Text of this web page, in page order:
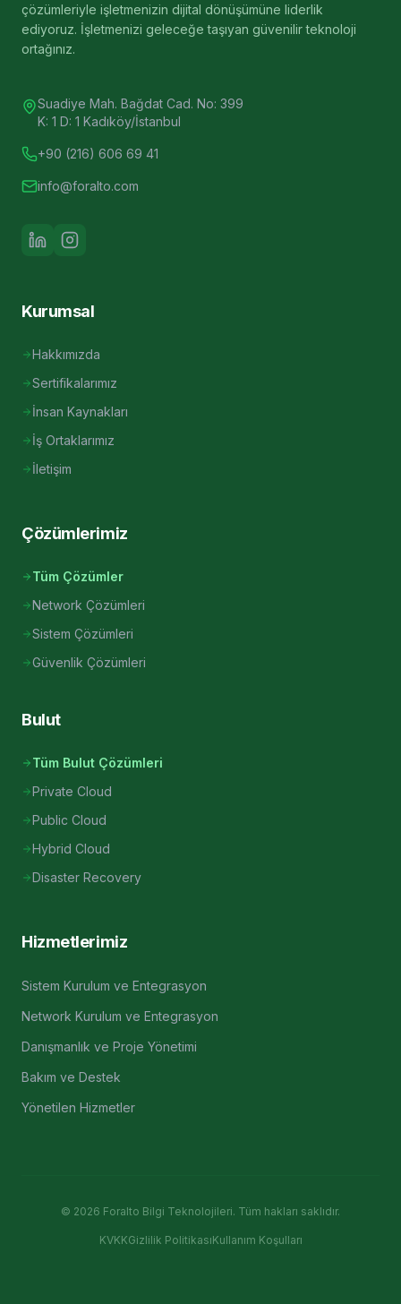
çözümleriyle işletmenizin dijital dönüşümüne liderlik
ediyoruz. İşletmenizi geleceğe taşıyan güvenilir teknoloji
ortağınız.
Suadiye Mah. Bağdat Cad. No: 399
K: 1 D: 1 Kadıköy/İstanbul
+90 (216) 606 69 41
info@foralto.com
Kurumsal
Hakkımızda
Sertifikalarımız
İnsan Kaynakları
İş Ortaklarımız
İletişim
Çözümlerimiz
Tüm Çözümler
Network Çözümleri
Sistem Çözümleri
Güvenlik Çözümleri
Bulut
Tüm Bulut Çözümleri
Private Cloud
Public Cloud
Hybrid Cloud
Disaster Recovery
Hizmetlerimiz
Sistem Kurulum ve Entegrasyon
Network Kurulum ve Entegrasyon
Danışmanlık ve Proje Yönetimi
Bakım ve Destek
Yönetilen Hizmetler
© 2026 Foralto Bilgi Teknolojileri. Tüm hakları saklıdır.
KVKKGizlilik PolitikasıKullanım Koşulları